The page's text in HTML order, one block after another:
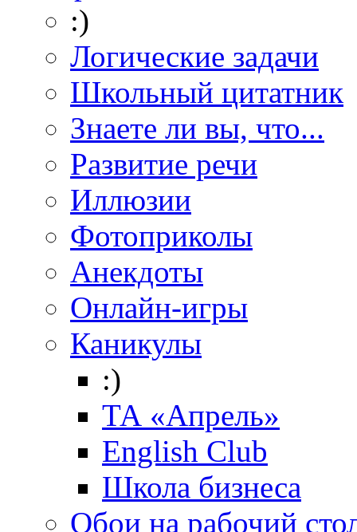
:)
Логические задачи
Школьный цитатник
Знаете ли вы, что...
Развитие речи
Иллюзии
Фотоприколы
Анекдоты
Онлайн-игры
Каникулы
:)
ТА «Апрель»
English Club
Школа бизнеса
Обои на рабочий